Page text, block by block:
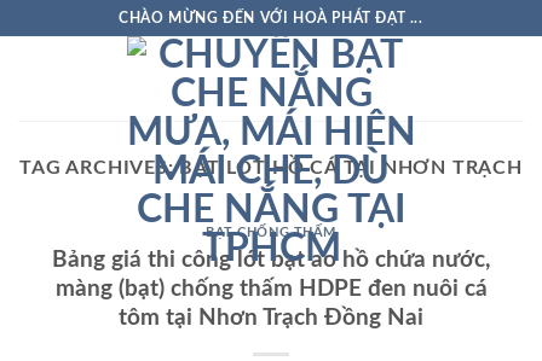
CHÀO MỪNG ĐẾN VỚI HOÀ PHÁT ĐẠT ...
TAG ARCHIVES:BẠT LÓT HỒ CÁ TẠI NHƠN TRẠCH
BẠT CHỐNG THẤM
Bảng giá thi công lót bạt ao hồ chứa nước,
màng (bạt) chống thấm HDPE đen nuôi cá
tôm tại Nhơn Trạch Đồng Nai